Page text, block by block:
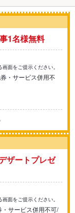
1名様無料
面をご提示ください。
・サービス併用不
ザートプレゼ
面をご提示ください。
サービス併用不可/